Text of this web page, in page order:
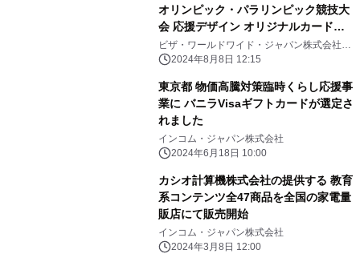
オリンピック・パラリンピック競技大
会 応援デザイン オリジナルカード販
売のお知らせ
ビザ・ワールドワイド・ジャパン株式会社、
インコム・ジャパン株式会社
2024年8月8日 12:15
東京都 物価高騰対策臨時くらし応援事
業に バニラVisaギフトカードが選定さ
れました
インコム・ジャパン株式会社
2024年6月18日 10:00
カシオ計算機株式会社の提供する 教育
系コンテンツ全47商品を全国の家電量
販店にて販売開始
インコム・ジャパン株式会社
2024年3月8日 12:00